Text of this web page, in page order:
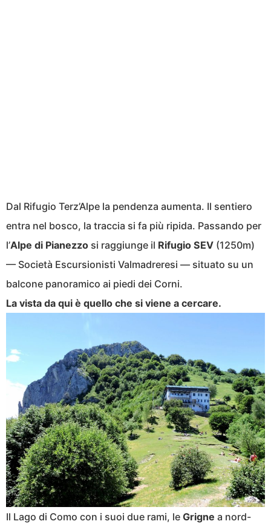
Dal Rifugio Terz’Alpe la pendenza aumenta. Il sentiero
entra nel bosco, la traccia si fa più ripida. Passando per
l’Alpe di Pianezzo si raggiunge il Rifugio SEV (1250m)
— Società Escursionisti Valmadreresi — situato su un
balcone panoramico ai piedi dei Corni.
La vista da qui è quello che si viene a cercare.
Il Lago di Como con i suoi due rami, le Grigne a nord-